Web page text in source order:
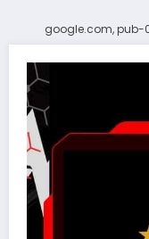
google.com, pub-